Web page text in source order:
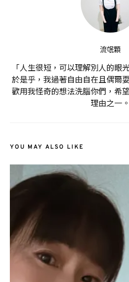
流氓顆
「人生很短，可以理解別人的眼
於是乎，我過著自由自在且偶爾
歡用我怪奇的想法洗腦你們，希
理由之一。
YOU MAY ALSO LIKE